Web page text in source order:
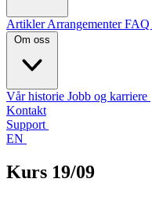
ArtiklerArrangementerFAQ
Om oss
Vår historie Jobb og karriere
Kontakt
Support
EN
Kurs 19/09